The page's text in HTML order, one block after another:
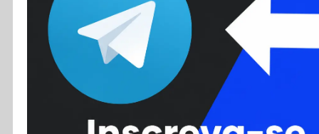
Colunas
Colaboradores